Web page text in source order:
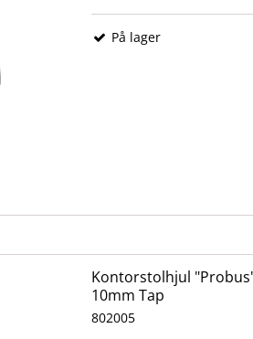
På lager
Kontorstolhjul
10mm Tap
802005